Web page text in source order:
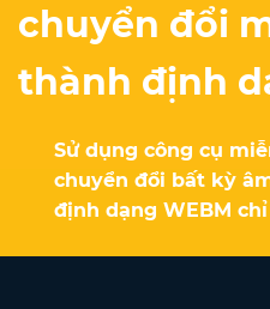
chuyển đổi
thành định
Sử dụng công cụ
chuyển đổi bất kỳ
định dạng WEBM